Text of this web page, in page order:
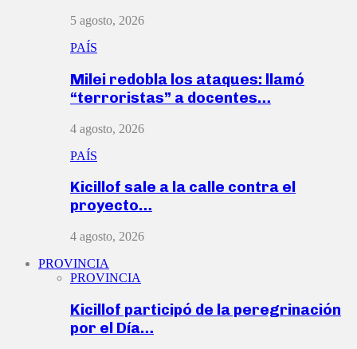
5 agosto, 2026
PAÍS
Milei redobla los ataques: llamó
“terroristas” a docentes…
4 agosto, 2026
PAÍS
Kicillof sale a la calle contra el
proyecto…
4 agosto, 2026
PROVINCIA
PROVINCIA
Kicillof participó de la peregrinación
por el Día…